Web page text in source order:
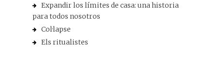
Expandir los límites de casa: una historia
para todos nosotros
Col·lapse
Els ritualistes